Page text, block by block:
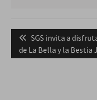
Navegación
de
entradas
Previous
post:
SGS invita a
de La Bella y la Bestia